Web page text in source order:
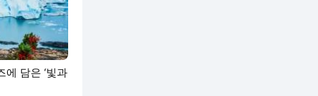
에 담은 ‘빛과